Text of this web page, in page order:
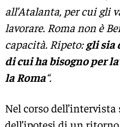
all’Atalanta, per cui gli
lavorare. Roma non è
capacità. Ripeto: gli sia
di cui ha bisogno per
la Roma“.
Nel corso